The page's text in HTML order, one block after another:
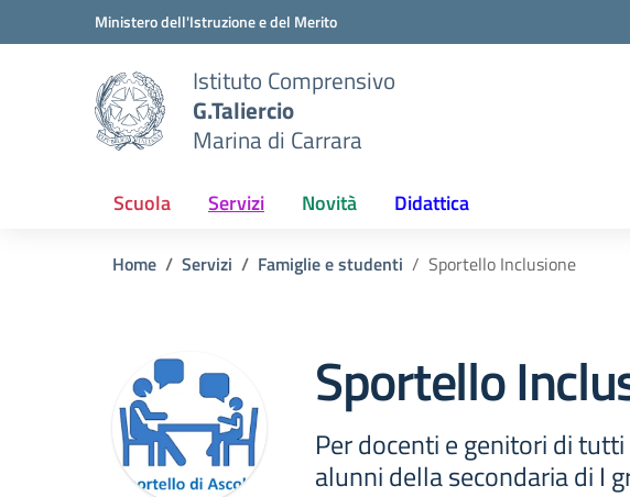
Vai ai contenuti
Vai al menu di navigazioneMinistero dell'Istruzione e del Merito
Istituto Comprensivo
G.Taliercio
Marina di Carrara
Scuola Servizi Novità Didattica
Home Servizi Famiglie e studenti Sportello Inclusione
Sportello
Per docenti e genitori di
alunni della secondaria di I